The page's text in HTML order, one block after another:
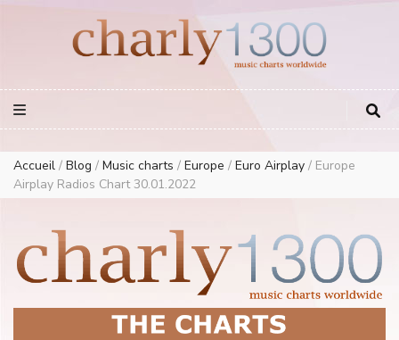
European Music Charts plus USA and Australia
Accueil / Blog / Music charts / Europe / Euro Airplay / Europe
Airplay Radios Chart 30.01.2022